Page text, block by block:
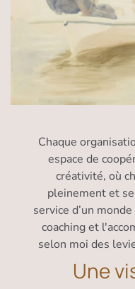
Chaque
espace de
créativité, où
pleinement et
service d’un
coaching et
selon moi des
Une